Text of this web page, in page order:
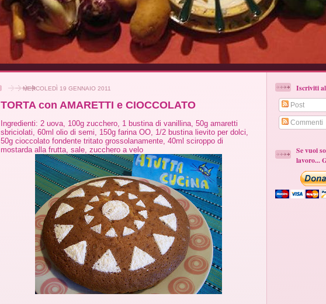
MERCOLEDÌ 19 GENNAIO 2011
TORTA con AMARETTI e CIOCCOLATO
Ingredienti: 2 uova, 100g zucchero, 1 bustina di vanillina, 50g amaretti
sbriciolati, 60ml olio di semi, 150g farina OO, 1/2 bustina lievito per dolci,
50g cioccolato fondente tritato grossolanamente, 40ml sciroppo di
mostarda alla frutta, sale, zucchero a velo
Iscriviti
Post
Commenti
Se vuoi
lavoro...